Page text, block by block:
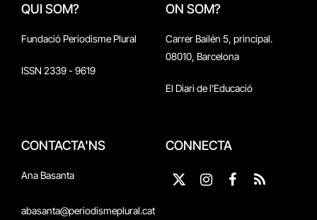
QUI SOM?
Fundació Periodisme Plural
ISSN 2339 - 9619
ON SOM?
Carrer Bailén 5, principal.
08010, Barcelona
El Diari de l'Educació
CONTACTA'NS
Ana Basanta
abasanta@periodismeplural.cat
CONNECTA
X
Instagram
Facebook
RSS